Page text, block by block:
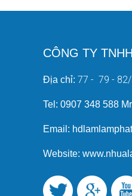
CÔNG TY
Địa chỉ: 77 - 79 - 82/
Tel: 0907 348 588
Email:
Website: